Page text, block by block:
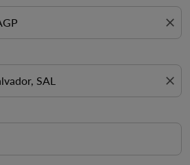
close
close